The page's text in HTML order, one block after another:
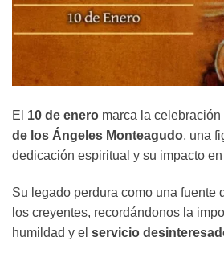
El 10 de enero marca la celebración
de los Ángeles Monteagudo, una
dedicación espiritual y su impacto
Su legado perdura como una fuente
los creyentes, recordándonos la
humildad y el servicio